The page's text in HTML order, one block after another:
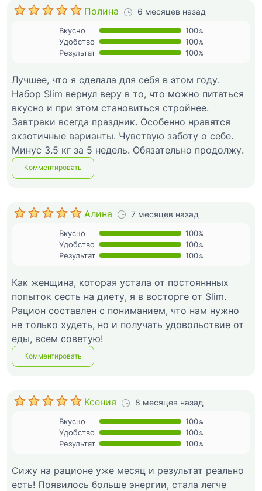
Полина 6 месяцев назад
Вкусно 100%
Удобство 100%
Результат 100%
Лучшее, что я сделала для себя в этом году.
Набор Slim вернул веру в то, что можно питаться
вкусно и при этом становиться стройнее.
Завтраки всегда праздник. Особенно нравятся
экзотичные варианты. Чувствую заботу о себе.
Минус 3.5 кг за 5 недель. Обязательно продолжу.
Комментировать
Алина 7 месяцев назад
Вкусно 100%
Удобство 100%
Результат 100%
Как женщина, которая устала от постояннных
попыток сесть на диету, я в восторге от Slim.
Рацион составлен с пониманием, что нам нужно
не только худеть, но и получать удовольствие от
еды, всем советую!
Комментировать
Ксения 8 месяцев назад
Вкусно 100%
Удобство 100%
Результат 100%
Сижу на рационе уже месяц и результат реально
есть! Появилось больше энергии, стала легче